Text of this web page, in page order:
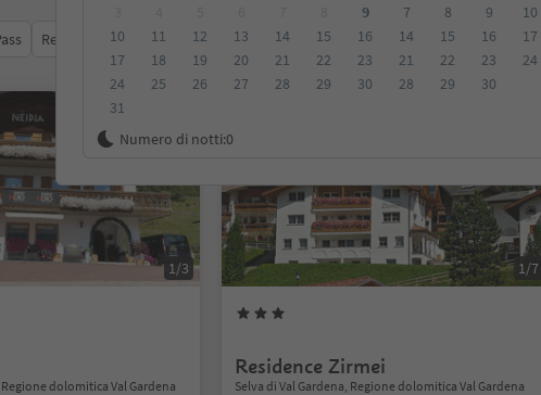
9
10
11 12 13 14 15
16
17
18 19 20 21 22
23
24
25 26 27 28 29
30
31
7
8 9 10
14
15 16 17
21
22 23 24
28
29 30
Numero di notti:0
Recensioni Categoria Trattamento Alloggi sostenibili
1/3
dolomitica Val Gardena
1/7
Residence Zirmei
Selva di Val Gardena, Regione dolomitica Val Gardena